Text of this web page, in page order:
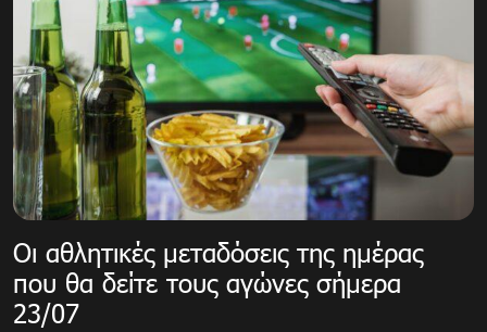
Οι αθλητικές μεταδόσεις της ημέρας
που θα δείτε τους αγώνες σήμερα
23/07